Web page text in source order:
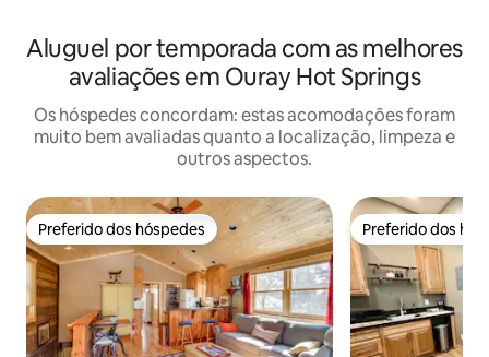
Aluguel por temporada com as melhores
avaliações em Ouray Hot Springs
Os hóspedes concordam: estas acomodações foram
muito bem avaliadas quanto a localização, limpeza e
outros aspectos.
Preferido dos hóspedes
Preferido dos hóspedes Preferido dos
Preferido dos